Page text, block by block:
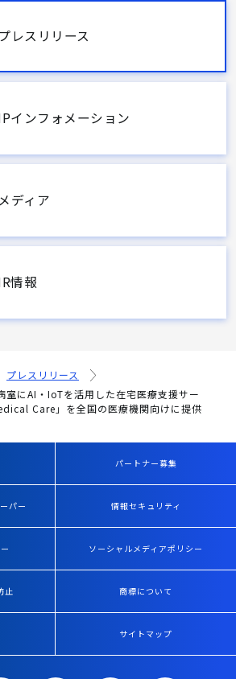
プレスリリース
インフォメーション
メディア
情報
プレスリリース
室にAI・IoTを活用した在宅医療支援サー
Care」を全国の医療機関向けに提供
パートナー募集
パー 情報セキュリティ
ソーシャルメディアポリシー
止 商標について
サイトマップ